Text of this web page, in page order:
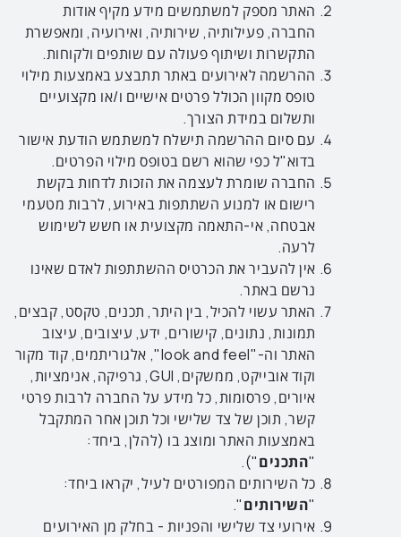
האתר מספק למשתמשים מידע מקיף אודות
החברה, פעילותיה, שירותיה, ואירועיה, ומאפשרת
התקשרות ושיתוף פעולה עם שותפים ולקוחות.
ההרשמה לאירועים באתר תתבצע באמצעות מילוי
טופס מקוון הכולל פרטים אישיים ו/או מקצועיים
ותשלום במידת הצורך.
עם סיום ההרשמה תישלח למשתמש הודעת אישור
בדוא"ל כפי שהוא רשם בטופס מילוי הפרטים.
החברה שומרת לעצמה את הזכות לדחות בקשת
רישום או למנוע השתתפות באירוע, לרבות מטעמי
אבטחה, אי-התאמה מקצועית או חשש לשימוש
לרעה.
אין להעביר את הכרטיס ההשתתפות לאדם שאינו
נרשם באתר.
האתר עשוי להכיל, בין היתר, תכנים, טקסט, קבצים,
תמונות, נתונים, קישורים, ידע, עיצובים, עיצוב
האתר וה-"look and feel", אלגוריתמים, קוד מקור
וקוד אובייקט, ממשקים, GUI, גרפיקה, אנימציות,
איורים, פרסומות, כל מידע על החברה לרבות פרטי
קשר, תוכן של צד שלישי וכל תוכן אחר המתקבל
באמצעות האתר ומוצג בו (להלן, ביחד:
"התכנים").
כל השירותים המפורטים לעיל, יקראו ביחד:
"השירותים".
אירועי צד שלישי והפניות - בחלק מן האירועים